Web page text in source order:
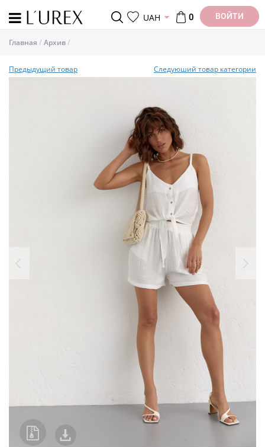
UAH 0 ВОЙТИ
Главная Архив
Предыдущий товар Следуюший товар категории